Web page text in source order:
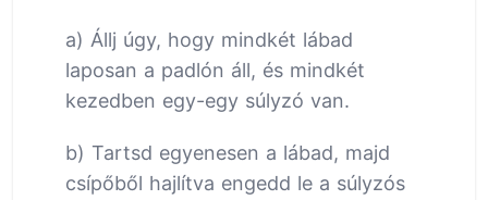
a) Állj úgy, hogy mindkét lábad
laposan a padlón áll, és mindkét
kezedben egy-egy súlyzó van.
b) Tartsd egyenesen a lábad, majd
csípőből hajlítva engedd le a súlyzós